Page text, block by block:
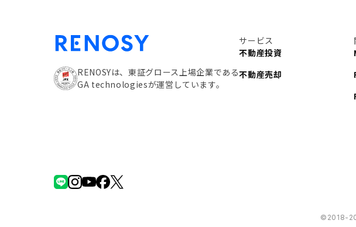
RENOSYは、東証グロース上場企業である
GA technologiesが運営しています。
サービス
不動産投資
不動産売却
©︎2018-